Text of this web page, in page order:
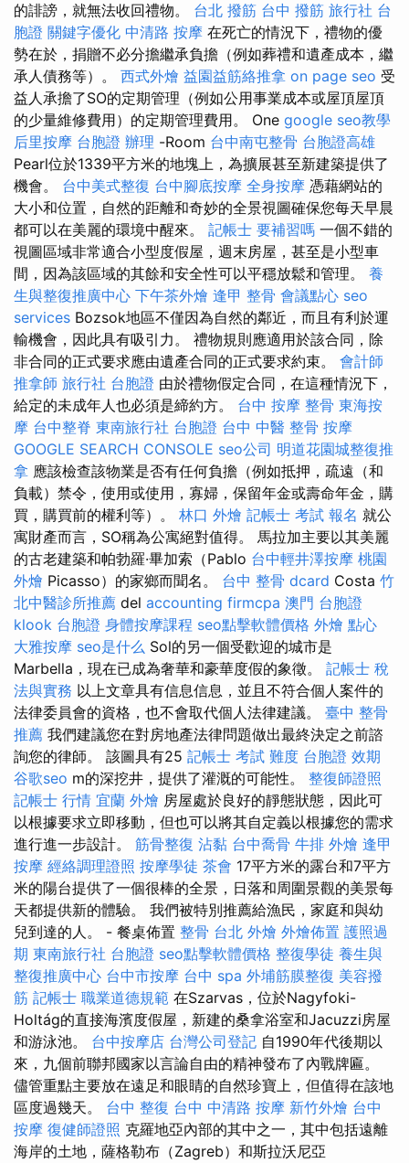
的誹謗，就無法收回禮物。 台北 撥筋 台中 撥筋 旅行社 台
胞證 關鍵字優化 中清路 按摩 在死亡的情況下，禮物的優
勢在於，捐贈不必分擔繼承負擔（例如葬禮和遺產成本，繼
承人債務等）。 西式外燴 益園益筋絡推拿 on page seo 受
益人承擔了SO的定期管理（例如公用事業成本或屋頂屋頂
的少量維修費用）的定期管理費用。 One google seo教學
后里按摩 台胞證 辦理 -Room 台中南屯整骨 台胞證高雄
Pearl位於1339平方米的地塊上，為擴展甚至新建築提供了
機會。 台中美式整復 台中腳底按摩 全身按摩 憑藉網站的
大小和位置，自然的距離和奇妙的全景視圖確保您每天早晨
都可以在美麗的環境中醒來。 記帳士 要補習嗎 一個不錯的
視圖區域非常適合小型度假屋，週末房屋，甚至是小型車
間，因為該區域的其餘和安全性可以平穩放鬆和管理。 養
生與整復推廣中心 下午茶外燴 逢甲 整骨 會議點心 seo
services Bozsok地區不僅因為自然的鄰近，而且有利於運
輸機會，因此具有吸引力。 禮物規則應適用於該合同，除
非合同的正式要求應由遺產合同的正式要求約束。 會計師
推拿師 旅行社 台胞證 由於禮物假定合同，在這種情況下，
給定的未成年人也必須是締約方。 台中 按摩 整骨 東海按
摩 台中整脊 東南旅行社 台胞證 台中 中醫 整骨 按摩
GOOGLE SEARCH CONSOLE seo公司 明道花園城整復推
拿 應該檢查該物業是否有任何負擔（例如抵押，疏遠（和
負載）禁令，使用或使用，寡婦，保留年金或壽命年金，購
買，購買前的權利等）。 林口 外燴 記帳士 考試 報名 就公
寓財產而言，SO稱為公寓絕對值得。 馬拉加主要以其美麗
的古老建築和帕勃羅·畢加索（Pablo 台中輕井澤按摩 桃園
外燴 Picasso）的家鄉而聞名。 台中 整骨 dcard Costa 竹
北中醫診所推薦 del accounting firmcpa 澳門 台胞證
klook 台胞證 身體按摩課程 seo點擊軟體價格 外燴 點心
大雅按摩 seo是什么 Sol的另一個受歡迎的城市是
Marbella，現在已成為奢華和豪華度假的象徵。 記帳士 稅
法與實務 以上文章具有信息信息，並且不符合個人案件的
法律委員會的資格，也不會取代個人法律建議。 臺中 整骨
推薦 我們建議您在對房地產法律問題做出最終決定之前諮
詢您的律師。 該圖具有25 記帳士 考試 難度 台胞證 效期
谷歌seo m的深挖井，提供了灌溉的可能性。 整復師證照
記帳士 行情 宜蘭 外燴 房屋處於良好的靜態狀態，因此可
以根據要求立即移動，但也可以將其自定義以根據您的需求
進行進一步設計。 筋骨整復 沾黏 台中喬骨 牛排 外燴 逢甲
按摩 經絡調理證照 按摩學徒 茶會 17平方米的露台和7平方
米的陽台提供了一個很棒的全景，日落和周圍景觀的美景每
天都提供新的體驗。 我們被特別推薦給漁民，家庭和與幼
兒到達的人。 - 餐桌佈置 整骨 台北 外燴 外燴佈置 護照過
期 東南旅行社 台胞證 seo點擊軟體價格 整復學徒 養生與
整復推廣中心 台中市按摩 台中 spa 外埔筋膜整復 美容撥
筋 記帳士 職業道德規範 在Szarvas，位於Nagyfoki-
Holtág的直接海濱度假屋，新建的桑拿浴室和Jacuzzi房屋
和游泳池。 台中按摩店 台灣公司登記 自1990年代後期以
來，九個前聯邦國家以言論自由的精神發布了內戰牌匾。
儘管重點主要放在遠足和眼睛的自然珍寶上，但值得在該地
區度過幾天。 台中 整復 台中 中清路 按摩 新竹外燴 台中
按摩 復健師證照 克羅地亞內部的其中之一，其中包括遠離
海岸的土地，薩格勒布（Zagreb）和斯拉沃尼亞